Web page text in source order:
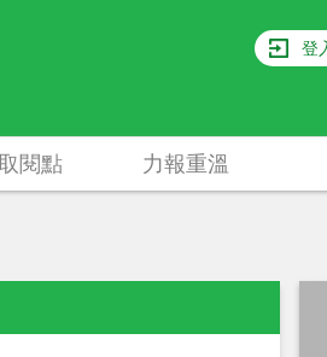
登
閱點 力報重溫